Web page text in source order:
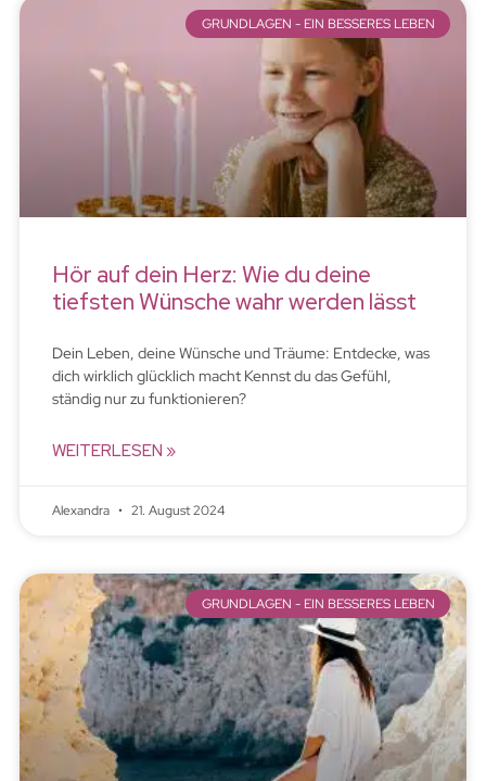
GRUNDLAGEN - EIN BESSERES LEBEN
Hör auf dein Herz: Wie du deine
tiefsten Wünsche wahr werden lässt
Dein Leben, deine Wünsche und Träume: Entdecke, was
dich wirklich glücklich macht Kennst du das Gefühl,
ständig nur zu funktionieren?
WEITERLESEN »
Alexandra 21. August 2024
GRUNDLAGEN - EIN BESSERES LEBEN